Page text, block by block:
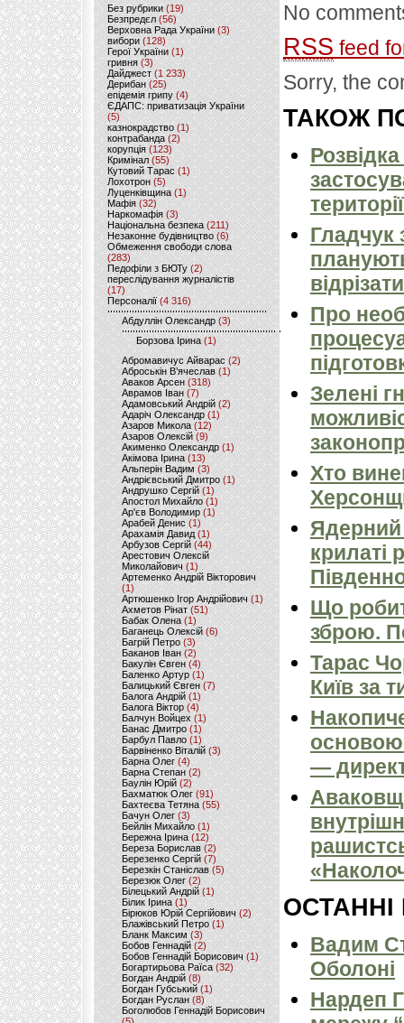
Без рубрики (19)
Безпредєл(56)
Верховна Рада України (3)
вибори(128)
Герої України(1)
гривня (3)
Дайджест (1 233)
Дерибан (25)
епідемія грипу (4)
ЄДАПС: приватизація України
(5)
казнокрадство (1)
контрабанда (2)
корупція (123)
Кримінал (55)
Кутовий Тарас (1)
Лохотрон(5)
Луценківщина (1)
Мафія (32)
Наркомафія (3)
Національна безпека (211)
Незаконне будівництво(6)
Обмеження свободи слова
(283)
Педофіли з БЮТу (2)
переслідування журналістів
(17)
Персоналії (4 316)
Абдуллін Олександр (3)
Борзова Ірина(1)
Абромавичус Айварас (2)
Аброськін В’ячеслав(1)
Аваков Арсен (318)
Аврамов Іван (7)
Адамовський Андрій(2)
Адаріч Олександр (1)
Азаров Микола (12)
Азаров Олексій (9)
Акименко Олександр(1)
Акімова Ірина(13)
Альперін Вадим (3)
Андрієвський Дмитро(1)
Андрушко Сергій(1)
Апостол Михайло(1)
Ар'єв Володимир (1)
Арабей Денис(1)
Арахамія Давид (1)
Арбузов Сергій (44)
Арестович Олексій
Миколайович(1)
Артеменко Андрій Вікторович
(1)
Артюшенко Ігор Андрійович(1)
Ахметов Рінат(51)
Бабак Олена(1)
Баганець Олексій(6)
Багрій Петро (3)
Баканов Іван(2)
Бакулін Євген (4)
Баленко Артур(1)
Балицький Євген(7)
Балога Андрій (1)
Балога Віктор (4)
Балчун Войцех (1)
Банас Дмитро (1)
Барбул Павло(1)
Барвіненко Віталій(3)
Барна Олег (4)
Барна Степан (2)
Баулін Юрій (2)
Бахматюк Олег (91)
Бахтеєва Тетяна(55)
Бачун Олег (3)
Бейлін Михайло (1)
Бережна Ірина(12)
Береза Борислав(2)
Березенко Сергій (7)
Березкін Станіслав (5)
Березюк Олег(2)
Білецький Андрій (1)
Білик Ірина (1)
Бірюков Юрій Сергійович (2)
Блажівський Петро (1)
Бланк Максим(3)
Бобов Геннадій (2)
Бобов Геннадій Борисович (1)
Богартирьова Раїса (32)
Богдан Андрій(8)
Богдан Губський (1)
Богдан Руслан(8)
Боголюбов Геннадій Борисович
No
RSS feed
Sorry, the
ТАКОЖ
Гладчук
Про
Зелені
Хто
Ядерний
крилаті
Що
зброю.
Тарас
Київ за
основою
—
ОСТАННІ
Вадим
Оболоні
Нардеп